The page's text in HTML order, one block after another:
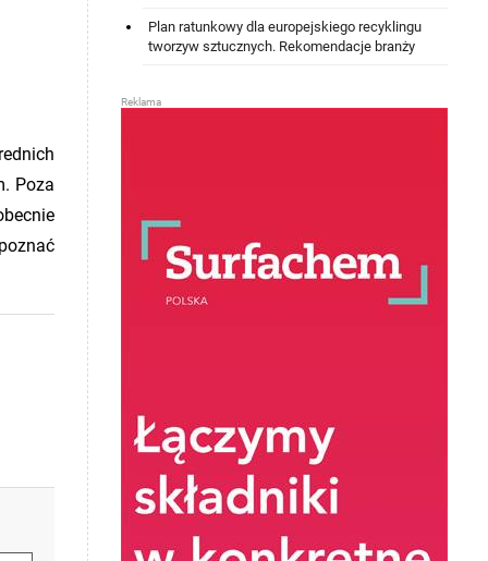
Poza
Plan ratunkowy dla europejskiego recyklingu
tworzyw sztucznych. Rekomendacje branży